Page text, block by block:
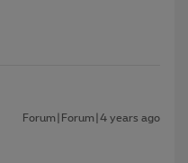
Forum|Forum|4 years ago